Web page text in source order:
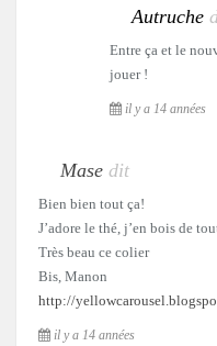
Autruche
Entre ça et le
jouer !
il y a 14 années
Mase dit
Bien bien tout ça!
J’adore le thé, j’en bois de
Très beau ce colier
Bis, Manon
http://
il y a 14 années